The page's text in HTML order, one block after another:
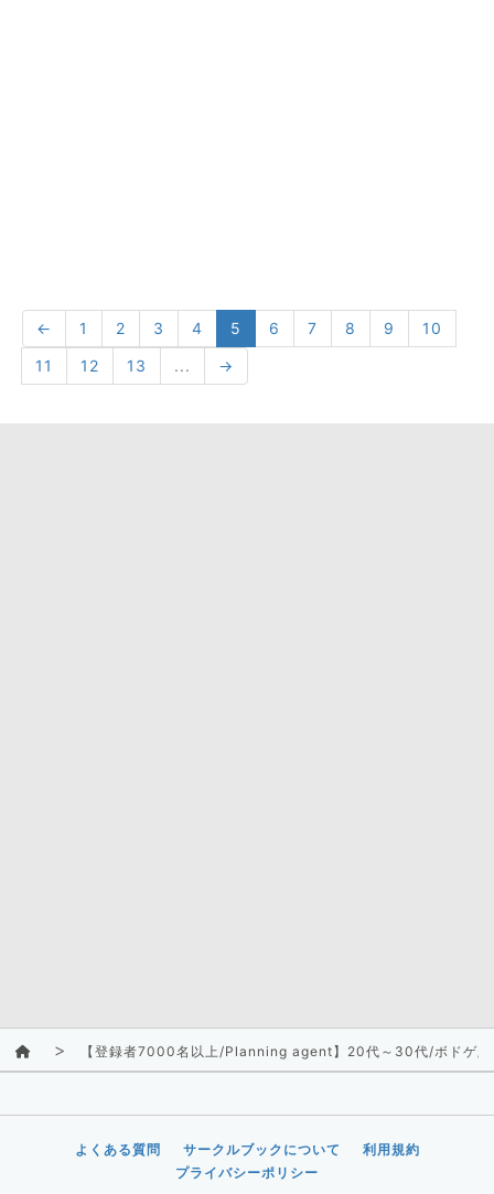
← 1 2 3 4 5 6 7 8 9
10
11
12 13 ... →
【登録者7000名以上/Planning agent】20代～30代/ボドゲ/
よくある質問 サークルブックについて
利用規約
プライバシーポリシー